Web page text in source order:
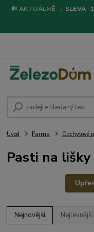
🔊 AKTUÁLNĚ → SLEVA
Úvod Farma Odchytové
Pasti na lišky
Nejnovější Nejlevnější